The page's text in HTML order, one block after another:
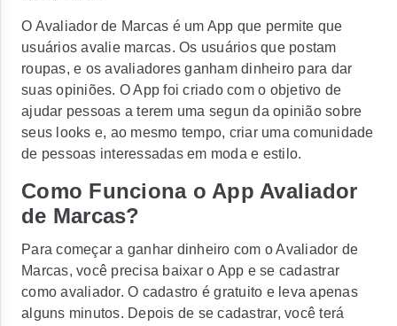
O Avaliador de Marcas é um App que permite que
usuários avalie marcas. Os usuários que postam
roupas, e os avaliadores ganham dinheiro para dar
suas opiniões. O App foi criado com o objetivo de
ajudar pessoas a terem uma segun da opinião sobre
seus looks e, ao mesmo tempo, criar uma comunidade
de pessoas interessadas em moda e estilo.
Como Funciona o App Avaliador
de Marcas?
Para começar a ganhar dinheiro com o Avaliador de
Marcas, você precisa baixar o App e se cadastrar
como avaliador. O cadastro é gratuito e leva apenas
alguns minutos. Depois de se cadastrar, você terá